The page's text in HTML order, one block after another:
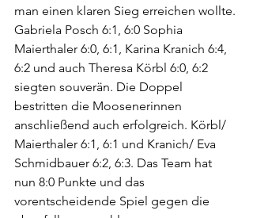
man einen klaren Sieg erreichen wollte.
Gabriela Posch 6:1, 6:0 Sophia
Maierthaler 6:0, 6:1, Karina Kranich 6:4,
6:2 und auch Theresa Körbl 6:0, 6:2
siegten souverän. Die Doppel
bestritten die Moosenerinnen
anschließend auch erfolgreich. Körbl/
Maierthaler 6:1, 6:1 und Kranich/ Eva
Schmidbauer 6:2, 6:3. Das Team hat
nun 8:0 Punkte und das
vorentscheidende Spiel gegen die